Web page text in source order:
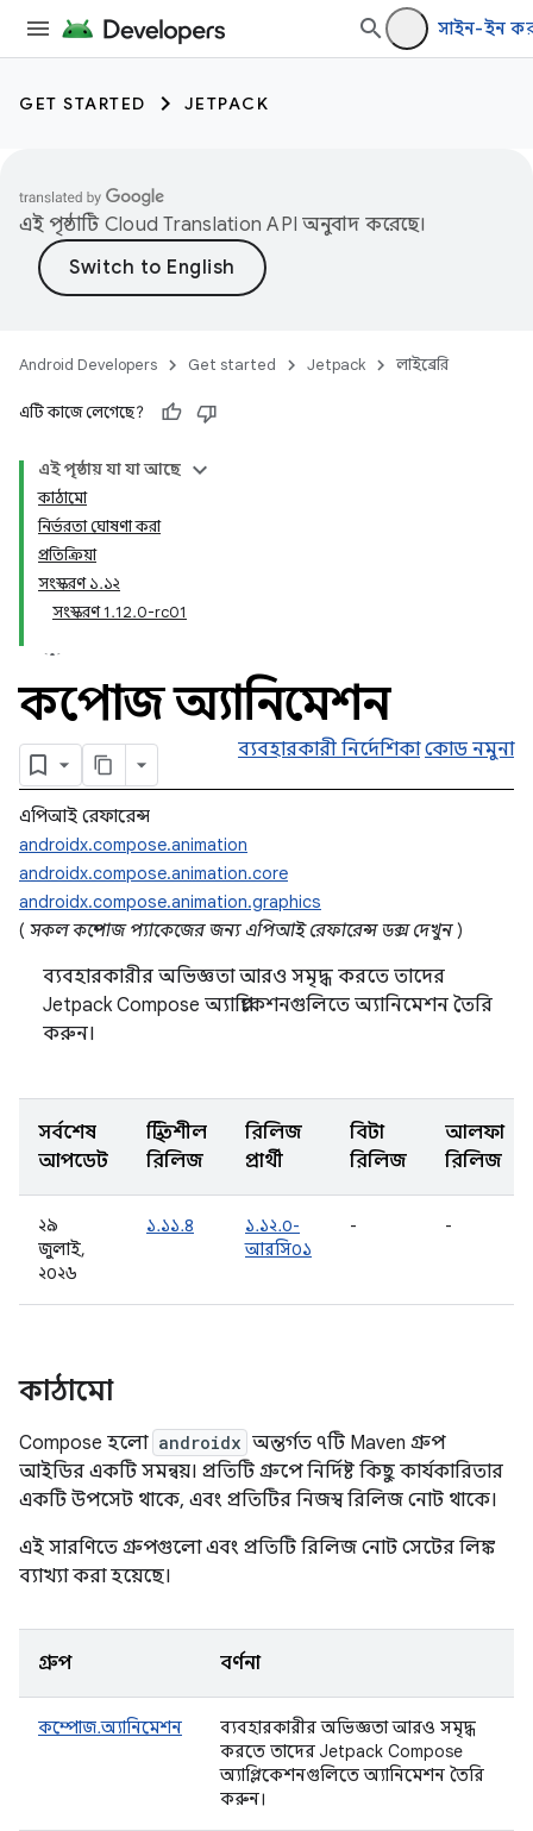
সাইন-ইন
GET STARTED JETPACK
এই পৃষ্ঠাটি Cloud Translation API অনুবাদ করেছে।
Android Developers Get started Jetpack লাইব্রেরি
এটি কাজে লেগেছে?
এই পৃষ্ঠায় যা যা আছে
কাঠামো
নির্ভরতা ঘোষণা করা
প্রতিক্রিয়া
সংস্করণ ১.১২
সংস্করণ 1.12.0-rc01
কম্পোজ অ্যানিমেশন
ব্যবহারকারী নির্দেশিকা কোড নমুনা
এপিআই রেফারেন্স
androidx.compose.animation
androidx.compose.animation.core
androidx.compose.animation.graphics
( সকল কম্পোজ প্যাকেজের জন্য এপিআই রেফারেন্স ডক্স দেখুন)
ব্যবহারকারীর অভিজ্ঞতা আরও সমৃদ্ধ করতে তাদের
Jetpack Compose অ্যাপ্লিকেশনগুলিতে অ্যানিমেশন তৈরি
করুন।
সর্বশেষ
আপডেট
স্থিতিশীল
রিলিজ
রিলিজ
প্রার্থী
বিটা
রিলিজ
আলফা
রিলিজ
২৯
জুলাই,
২০২৬
১.১১.৪
১.১২.০-
আরসি০১
- -
কাঠামো
Compose হলো androidx অন্তর্গত ৭টি Maven গ্রুপ
আইডির একটি সমন্বয়। প্রতিটি গ্রুপে নির্দিষ্ট কিছু কার্যকারিতার
একটি উপসেট থাকে, এবং প্রতিটির নিজস্ব রিলিজ নোট থাকে।
এই সারণিতে গ্রুপগুলো এবং প্রতিটি রিলিজ নোট সেটের লিঙ্ক
ব্যাখ্যা করা হয়েছে।
গ্রুপ বর্ণনা
কম্পোজ.অ্যানিমেশন
ব্যবহারকারীর অভিজ্ঞতা আরও সমৃদ্ধ
করতে তাদের Jetpack Compose
অ্যাপ্লিকেশনগুলিতে অ্যানিমেশন তৈরি
করুন।